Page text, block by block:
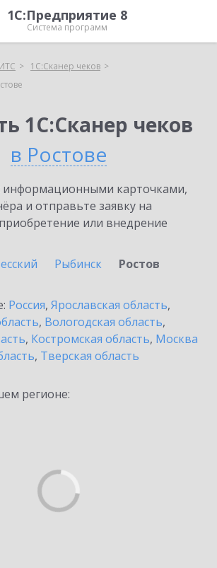
1С:Предприятие 8
Система программ
1С:Сканер чеков
1С:Сканер чеков
в Ростове
информационными карточками,
и отправьте заявку на
или внедрение
Рыбинск
Ростов
Россия, Ярославская область,
, Вологодская область,
, Костромская область, Москва
, Тверская область
регионе: